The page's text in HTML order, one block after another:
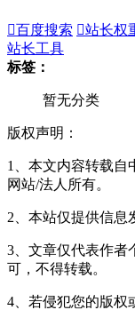
百度搜索 站长权
站长工具
标签：
暂无分类
版权声明：
1、本文内容转载自
网站/法人所有。
2、本站仅提供信息
3、文章仅代表作者
可，不得转载。
4、若侵犯您的版权